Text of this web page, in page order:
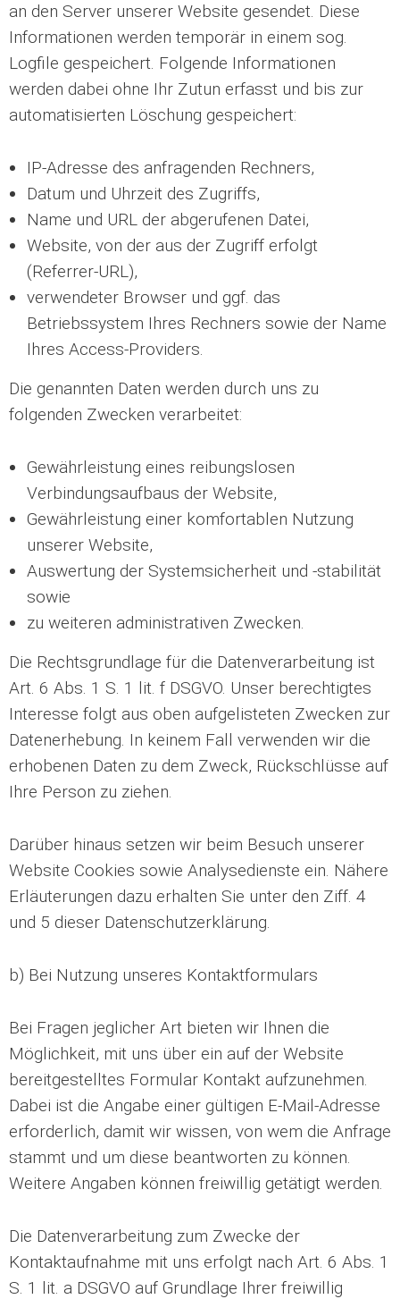
an den Server unserer Website gesendet. Diese
Informationen werden temporär in einem sog.
Logfile gespeichert. Folgende Informationen
werden dabei ohne Ihr Zutun erfasst und bis zur
automatisierten Löschung gespeichert:
IP-Adresse des anfragenden Rechners,
Datum und Uhrzeit des Zugriffs,
Name und URL der abgerufenen Datei,
Website, von der aus der Zugriff erfolgt
(Referrer-URL),
verwendeter Browser und ggf. das
Betriebssystem Ihres Rechners sowie der Name
Ihres Access-Providers.
Die genannten Daten werden durch uns zu
folgenden Zwecken verarbeitet:
Gewährleistung eines reibungslosen
Verbindungsaufbaus der Website,
Gewährleistung einer komfortablen Nutzung
unserer Website,
Auswertung der Systemsicherheit und -stabilität
sowie
zu weiteren administrativen Zwecken.
Die Rechtsgrundlage für die Datenverarbeitung ist
Art. 6 Abs. 1 S. 1 lit. f DSGVO. Unser berechtigtes
Interesse folgt aus oben aufgelisteten Zwecken zur
Datenerhebung. In keinem Fall verwenden wir die
erhobenen Daten zu dem Zweck, Rückschlüsse auf
Ihre Person zu ziehen.
Darüber hinaus setzen wir beim Besuch unserer
Website Cookies sowie Analysedienste ein. Nähere
Erläuterungen dazu erhalten Sie unter den Ziff. 4
und 5 dieser Datenschutzerklärung.
b) Bei Nutzung unseres Kontaktformulars
Bei Fragen jeglicher Art bieten wir Ihnen die
Möglichkeit, mit uns über ein auf der Website
bereitgestelltes Formular Kontakt aufzunehmen.
Dabei ist die Angabe einer gültigen E-Mail-Adresse
erforderlich, damit wir wissen, von wem die Anfrage
stammt und um diese beantworten zu können.
Weitere Angaben können freiwillig getätigt werden.
Die Datenverarbeitung zum Zwecke der
Kontaktaufnahme mit uns erfolgt nach Art. 6 Abs. 1
S. 1 lit. a DSGVO auf Grundlage Ihrer freiwillig